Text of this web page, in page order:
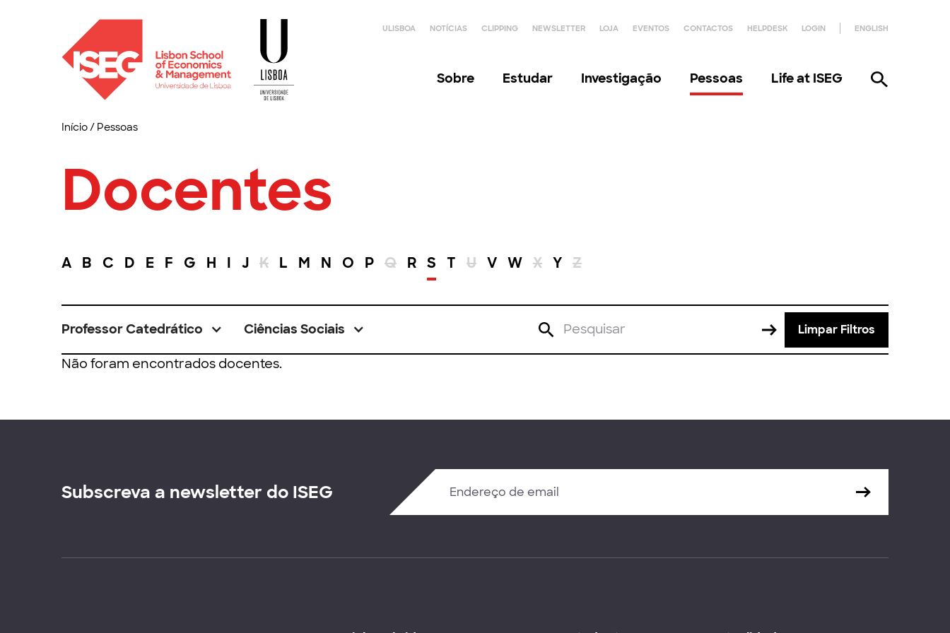
ULISBOA NOTÍCIAS CLIPPING NEWSLETTER LOJA EVENTOS CONTACTOS HELPDESK LOGIN ENGLISH
Sobre Estudar Investigação Pessoas Life at ISEG
Início/ Pessoas
Docentes
A B C D E F G H I J K L M N O P Q R S T U V W X Y Z
Professor Catedrático Ciências Sociais Limpar Filtros
Não foram encontrados docentes.
Subscreva a newsletter do ISEG